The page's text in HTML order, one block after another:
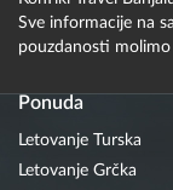
Sve informacije na
pouzdanosti
Ponuda
Letovanje Turska
Letovanje Grčka